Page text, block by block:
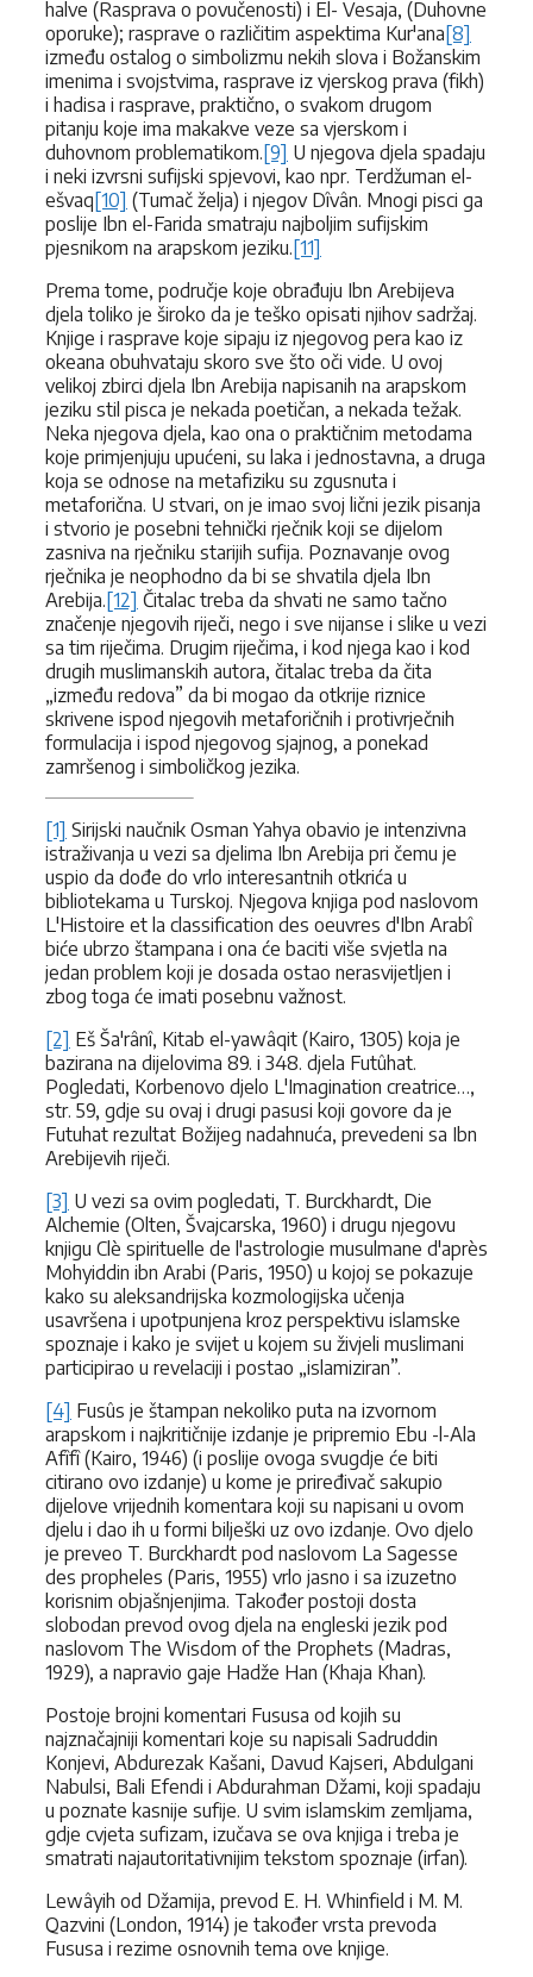
halve (Rasprava o povučenosti) i El- Vesaja, (Duhovne
oporuke); rasprave o različitim aspektima Kur'ana[8]
između ostalog o simbolizmu nekih slova i Božanskim
imenima i svojstvima, rasprave iz vjerskog prava (fikh)
i hadisa i rasprave, praktično, o svakom drugom
pitanju koje ima makakve veze sa vjerskom i
duhovnom problematikom.[9] U njegova djela spadaju
i neki izvrsni sufijski spjevovi, kao npr. Terdžuman el-
ešvaq[10] (Tumač želja) i njegov Dîvân. Mnogi pisci ga
poslije Ibn el-Farida smatraju najboljim sufijskim
pjesnikom na arapskom jeziku.[11]
Prema tome, područje koje obrađuju Ibn Arebijeva
djela toliko je široko da je teško opisati njihov sadržaj.
Knjige i rasprave koje sipaju iz njegovog pera kao iz
okeana obuhvataju skoro sve što oči vide. U ovoj
velikoj zbirci djela Ibn Arebija napisanih na arapskom
jeziku stil pisca je nekada poetičan, a nekada težak.
Neka njegova djela, kao ona o praktičnim metodama
koje primjenjuju upućeni, su laka i jednostavna, a druga
koja se odnose na metafiziku su zgusnuta i
metaforična. U stvari, on je imao svoj lični jezik pisanja
i stvorio je posebni tehnički rječnik koji se dijelom
zasniva na rječniku starijih sufija. Poznavanje ovog
rječnika je neophodno da bi se shvatila djela Ibn
Arebija.[12] Čitalac treba da shvati ne samo tačno
značenje njegovih riječi, nego i sve nijanse i slike u vezi
sa tim riječima. Drugim riječima, i kod njega kao i kod
drugih muslimanskih autora, čitalac treba da čita
„između redova” da bi mogao da otkrije riznice
skrivene ispod njegovih metaforičnih i protivrječnih
formulacija i ispod njegovog sjajnog, a ponekad
zamršenog i simboličkog jezika.
[1] Sirijski naučnik Osman Yahya obavio je intenzivna
istraživanja u vezi sa djelima Ibn Arebija pri čemu je
uspio da dođe do vrlo interesantnih otkrića u
bibliotekama u Turskoj. Njegova knjiga pod naslovom
L'Histoire et la classification des oeuvres d'Ibn Arabî
biće ubrzo štampana i ona će baciti više svjetla na
jedan problem koji je dosada ostao nerasvijetljen i
zbog toga će imati posebnu važnost.
[2] Eš Ša'rânî, Kitab el-yawâqit (Kairo, 1305) koja je
bazirana na dijelovima 89. i 348. djela Futûhat.
Pogledati, Korbenovo djelo L'Imagination creatrice…,
str. 59, gdje su ovaj i drugi pasusi koji govore da je
Futuhat rezultat Božijeg nadahnuća, prevedeni sa Ibn
Arebijevih riječi.
[3] U vezi sa ovim pogledati, T. Burckhardt, Die
Alchemie (Olten, Švajcarska, 1960) i drugu njegovu
knjigu Clè spirituelle de l'astrologie musulmane d'après
Mohyiddin ibn Arabi (Paris, 1950) u kojoj se pokazuje
kako su aleksandrijska kozmologijska učenja
usavršena i upotpunjena kroz perspektivu islamske
spoznaje i kako je svijet u kojem su živjeli muslimani
participirao u revelaciji i postao „islamiziran”.
[4] Fusûs je štampan nekoliko puta na izvornom
arapskom i najkritičnije izdanje je pripremio Ebu -l-Ala
Afîfî (Kairo, 1946) (i poslije ovoga svugdje će biti
citirano ovo izdanje) u kome je priređivač sakupio
dijelove vrijednih komentara koji su napisani u ovom
djelu i dao ih u formi bilješki uz ovo izdanje. Ovo djelo
je preveo T. Burckhardt pod naslovom La Sagesse
des propheles (Paris, 1955) vrlo jasno i sa izuzetno
korisnim objašnjenjima. Također postoji dosta
slobodan prevod ovog djela na engleski jezik pod
naslovom The Wisdom of the Prophets (Madras,
1929), a napravio gaje Hadže Han (Khaja Khan).
Postoje brojni komentari Fususa od kojih su
najznačajniji komentari koje su napisali Sadruddin
Konjevi, Abdurezak Kašani, Davud Kajseri, Abdulgani
Nabulsi, Bali Efendi i Abdurahman Džami, koji spadaju
u poznate kasnije sufije. U svim islamskim zemljama,
gdje cvjeta sufizam, izučava se ova knjiga i treba je
smatrati najautoritativnijim tekstom spoznaje (irfan).
Lewâyih od Džamija, prevod E. H. Whinfield i M. M.
Qazvini (London, 1914) je također vrsta prevoda
Fususa i rezime osnovnih tema ove knjige.